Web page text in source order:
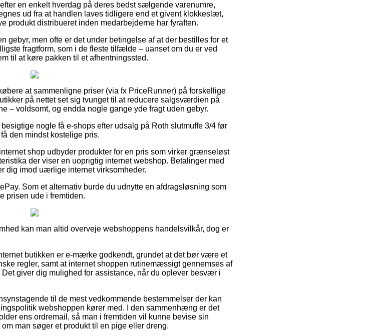
en enkelt hverdag på deres bedst sælgende varenumre,
ud fra at handlen laves tidligere end et givent klokkeslæt,
produkt distribueret inden medarbejderne har fyraften.
gebyr, men ofte er det under betingelse af at der bestilles for et
fragtform, som i de fleste tilfælde – uanset om du er ved
til at køre pakken til et afhentningssted.
at sammenligne priser (via fx PriceRunner) på forskellige
på nettet set sig tvunget til at reducere salgsværdien på
– voldsomt, og endda nogle gange yde fragt uden gebyr.
nogle få e-shops efter udsalg på Roth slutmuffe 3/4 før
den mindst kostelige pris.
shop udbyder produkter for en pris som virker grænseløst
der viser en uoprigtig internet webshop. Betalinger med
dig imod uærlige internet virksomheder.
Som et alternativ burde du udnytte en afdragsløsning som
prisen ude i fremtiden.
kan man altid overveje webshoppens handelsvilkår, dog er
butikken er e-mærke godkendt, grundet at det bør være et
regler, samt at internet shoppen rutinemæssigt gennemses af
giver dig mulighed for assistance, når du oplever besvær i
til de mest vedkommende bestemmelser der kan
webshoppen kører med. I den sammenhæng er det
ens ordremail, så man i fremtiden vil kunne bevise sin
man søger et produkt til en pige eller dreng.